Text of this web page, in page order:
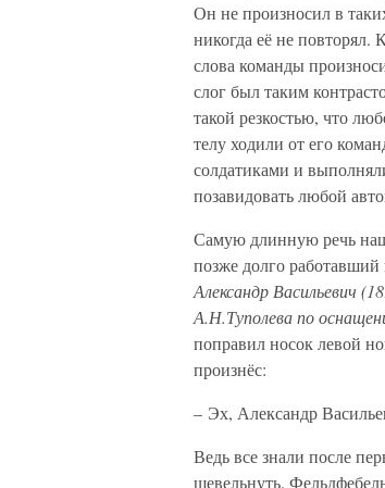
Он не произносил в
никогда её не повторял.
слова команды
слог был таким
такой резкостью, что
телу ходили от его
солдатиками и
позавидовать любой
Самую длинную речь
позже долго
Александр Васильевич
А.Н.Туполева по
поправил носок левой
произнёс:
– Эх, Александр
Ведь все знали после
шевельнуть.